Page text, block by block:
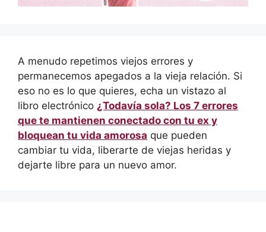
A menudo repetimos viejos errores y
permanecemos apegados a la vieja relación. Si
eso no es lo que quieres, echa un vistazo al
libro electrónico ¿Todavía sola? Los 7 errores
que te mantienen conectado con tu ex y
bloquean tu vida amorosa que pueden
cambiar tu vida, liberarte de viejas heridas y
dejarte libre para un nuevo amor.